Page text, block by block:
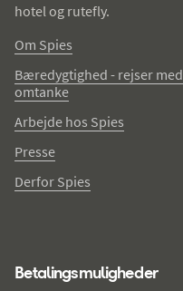
hotel og rutefly.
Om Spies
Bæredygtighed - rejser med
omtanke
Arbejde hos Spies
Presse
Derfor Spies
Betalingsmuligheder